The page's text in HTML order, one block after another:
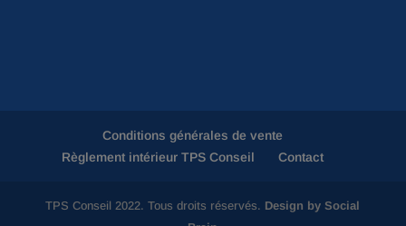
Conditions générales de vente
Règlement intérieur TPS Conseil
Contact
TPS Conseil 2022. Tous droits réservés. Design by Social